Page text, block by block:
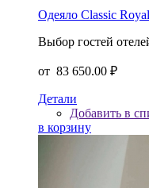
Одеяло Сlassic Royal
Выбор гостей
от 83 650.00 ₽
Детали
Добавить в
в корзину